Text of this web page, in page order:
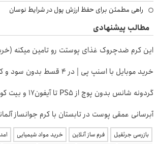
راهی مطمئن برای حفظ ارزش پول در شرایط نوسان
مطالب پیشنهادی
این کرم ضدچروک غذای پوستت رو تامین میکنه (خرید با
خرید موبایل با اسنپ پی | در ۴ قسط بدون سود و کارمزد!
گردونه شانس بدون پوچ از PS5 تا آیفون17 و بیت کوین 🔥
آبرسانی عمقی پوست در تابستان با کرم جوانساز
بازرسی جرثقیل فرم ساز آنلاین خرید مواد شیمیایی